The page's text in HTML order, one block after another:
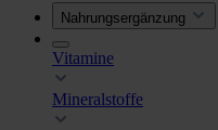
Nahrungsergänzung
Vitamine
Mineralstoffe